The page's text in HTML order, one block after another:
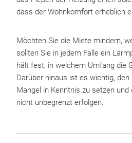
dass der Wohnkomfort erheblich
Möchten Sie die Miete mindern,
sollten Sie in jedem Falle ein
hält fest, in welchem Umfang die
Darüber hinaus ist es wichtig,
Mangel in Kenntnis zu setzen
nicht unbegrenzt erfolgen.